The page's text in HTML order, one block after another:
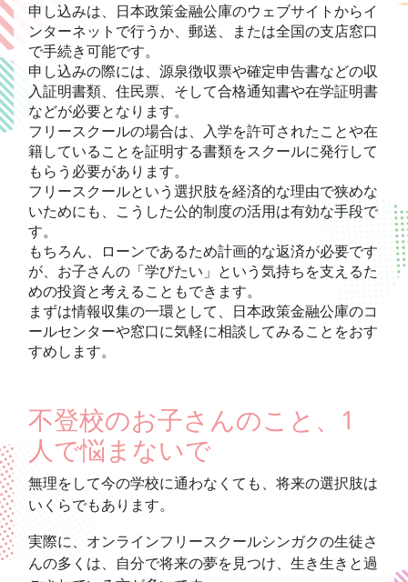
申し込みは、日本政策金融公庫のウェブサイトからイ
ンターネットで行うか、郵送、または全国の支店窓口
で手続き可能です。
申し込みの際には、源泉徴収票や確定申告書などの収
入証明書類、住民票、そして合格通知書や在学証明書
などが必要となります。
フリースクールの場合は、入学を許可されたことや在
籍していることを証明する書類をスクールに発行して
もらう必要があります。
フリースクールという選択肢を経済的な理由で狭めな
いためにも、こうした公的制度の活用は有効な手段で
す。
もちろん、ローンであるため計画的な返済が必要です
が、お子さんの「学びたい」という気持ちを支えるた
めの投資と考えることもできます。
まずは情報収集の一環として、日本政策金融公庫のコ
ールセンターや窓口に気軽に相談してみることをおす
すめします。
不登校のお子さんのこと、1
人で悩まないで
無理をして今の学校に通わなくても、将来の選択肢は
いくらでもあります。
実際に、オンラインフリースクールシンガクの生徒さ
んの多くは、自分で将来の夢を見つけ、生き生きと過